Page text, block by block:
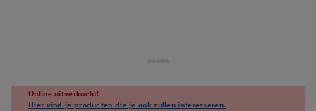
Online uitverkocht!
Hier vind je producten die je ook zullen interesseren.